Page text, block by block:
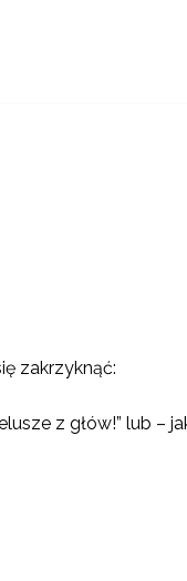
zakrzyknąć:
z głów!” lub –